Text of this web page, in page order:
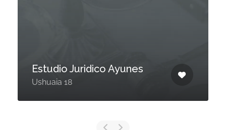
Estudio Juridico Ayunes
Ushuaia 18